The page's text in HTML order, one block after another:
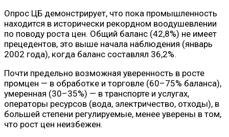
Опрос ЦБ демонстрирует, что пока промышленность
находится в исторически рекордном воодушевлении
по поводу роста цен. Общий баланс (42,8%) не имеет
прецедентов, это выше начала наблюдения (январь
2002 года), когда баланс составлял 36,2%.
Почти предельно возможная уверенность в росте
промцен — в обработке и торговле (60–75% баланса),
умеренная (30–35%) — в транспорте и услугах,
операторы ресурсов (вода, электричество, отходы), в
большей степени регулируемые, менее уверены в том,
что рост цен неизбежен.